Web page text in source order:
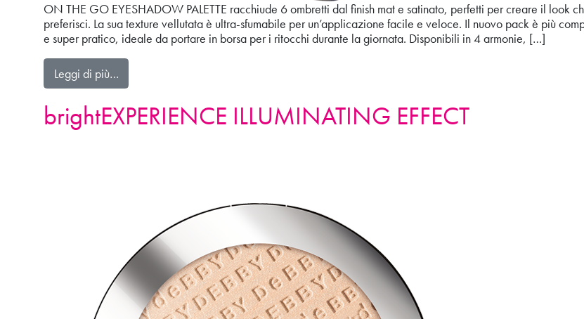
ON THE GO EYESHADOW PALETTE racchiude 6 ombretti dal finish mat e satinato, perfetti per creare il look
preferisci. La sua texture vellutata è ultra-sfumabile per un’applicazione facile e veloce. Il nuovo pack è più
e super pratico, ideale da portare in borsa per i ritocchi durante la giornata. Disponibili in 4 armonie, […]
Leggi di più…from ONTHEGO EYESHADOW PALETTE
brightEXPERIENCE ILLUMINATING EFFECT